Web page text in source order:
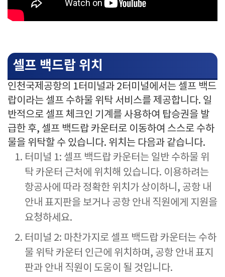
셀프 백드랍 위치
인천국제공항의 1터미널과 2터미널에서는 셀프 백드
랍이라는 셀프 수하물 위탁 서비스를 제공합니다. 일
반적으로 셀프 체크인 기계를 사용하여 탑승권을 발
급한 후, 셀프 백드랍 카운터로 이동하여 스스로 수하
물을 위탁할 수 있습니다. 위치는 다음과 같습니다.
터미널 1: 셀프 백드랍 카운터는 일반 수하물 위
탁 카운터 근처에 위치해 있습니다. 이용하려는
항공사에 따라 정확한 위치가 상이하니, 공항 내
안내 표지판을 보거나 공항 안내 직원에게 지원을
요청하세요.
터미널 2: 마찬가지로 셀프 백드랍 카운터는 수하
물 위탁 카운터 인근에 위치하며, 공항 안내 표지
판과 안내 직원이 도움이 될 것입니다.